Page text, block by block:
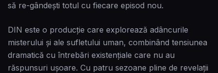
să re-gândești totul cu fiecare episod nou.
DIN este o producție care explorează adâncurile
misterului și ale sufletului uman, combinând tensiunea
dramatică cu întrebări existențiale care nu au
răspunsuri ușoare. Cu patru sezoane pline de revelații